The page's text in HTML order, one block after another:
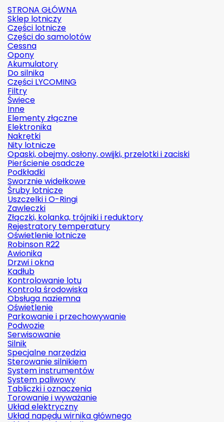
STRONA GŁÓWNA
Sklep lotniczy
Części lotnicze
Części do samolotów
Cessna
Opony
Akumulatory
Do silnika
Części LYCOMING
Filtry
Świece
Inne
Elementy złączne
Elektronika
Nakrętki
Nity lotnicze
Opaski, obejmy, osłony, owijki, przelotki i zaciski
Pierścienie osadcze
Podkładki
Sworznie widełkowe
Śruby lotnicze
Uszczelki i O-Ringi
Zawleczki
Złączki, kolanka, trójniki i reduktory
Rejestratory temperatury
Oświetlenie lotnicze
Robinson R22
Awionika
Drzwi i okna
Kadłub
Kontrolowanie lotu
Kontrola środowiska
Obsługa naziemna
Oświetlenie
Parkowanie i przechowywanie
Podwozie
Serwisowanie
Silnik
Specjalne narzędzia
Sterowanie silnikiem
System instrumentów
System paliwowy
Tabliczki i oznaczenia
Torowanie i wyważanie
Układ elektryczny
Układ napędu wirnika głównego